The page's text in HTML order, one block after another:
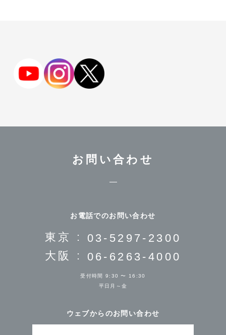
お問い合わせ
お電話でのお問い合わせ
東京 : 03-5297-2300
大阪 : 06-6263-4000
受付時間 9:30 〜 16:30
平日月～金
ウェブからのお問い合わせ